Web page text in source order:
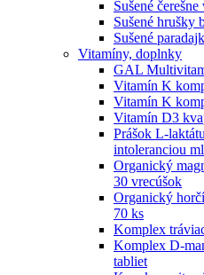
Sušené
Sušené hrušky
Sušené
Vitamíny, doplnky
GAL
Vitamín K
Vitamín K
Vitamín D3
Prášok L-
intoleranciou
Organický
30 vrecúšok
Organický
70 ks
Komplex
Komplex D-
tabliet